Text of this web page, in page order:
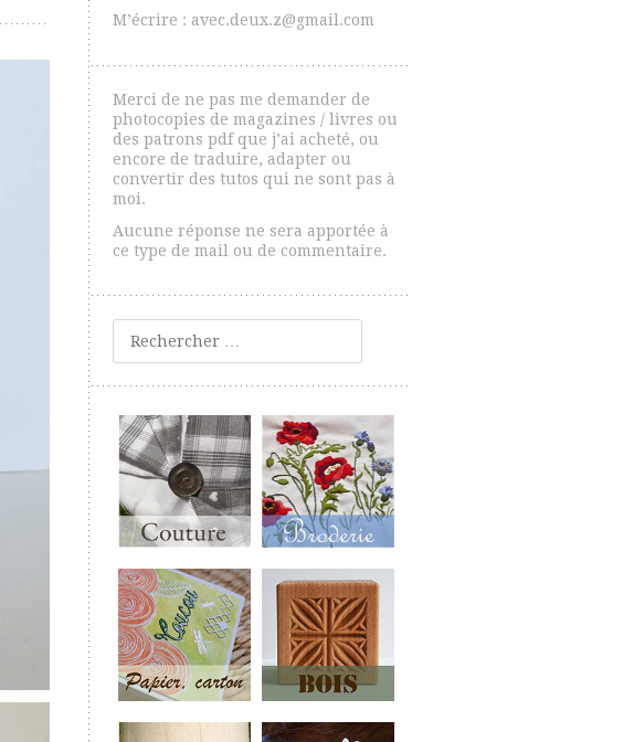
M’écrire : avec.deux.z@gmail.com
Merci de ne pas me demander de
photocopies de magazines / livres ou
des patrons pdf que j’ai acheté, ou
encore de traduire, adapter ou
convertir des tutos qui ne sont pas à
moi.
Aucune réponse ne sera apportée à
ce type de mail ou de commentaire.
Rechercher